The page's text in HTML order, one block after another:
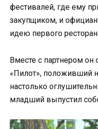
фестивалей, где ему
закупщиком, и
идею первого
Вместе с партнером
«Пилот», положивший
настолько
младший выпустил